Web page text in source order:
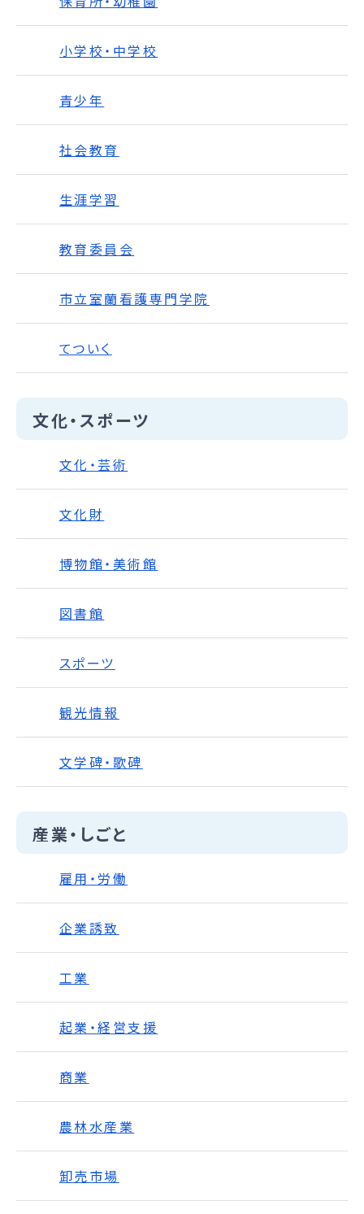
小学校・中学校
青少年
社会教育
生涯学習
教育委員会
市立室蘭看護専門学院
てついく
文化・スポーツ
文化・芸術
文化財
博物館・美術館
図書館
スポーツ
観光情報
文学碑・歌碑
産業・しごと
雇用・労働
企業誘致
工業
起業・経営支援
商業
農林水産業
卸売市場